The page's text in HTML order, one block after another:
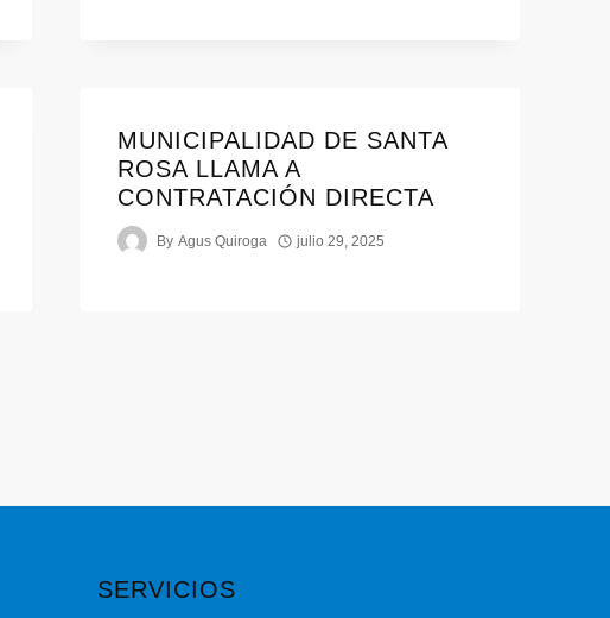
MUNICIPALIDAD DE SANTA
ROSA LLAMA A
CONTRATACIÓN DIRECTA
By Agus Quiroga julio 29, 2025
SERVICIOS